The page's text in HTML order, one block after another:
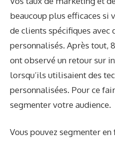
beaucoup plus efficaces si
de clients spécifiques avec
personnalisés. Après tout,
ont observé un retour sur
lorsqu’ils utilisaient des
personnalisées. Pour ce
segmenter votre audience.
Vous pouvez segmenter